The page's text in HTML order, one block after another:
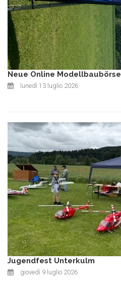
Neue Online Modellbaubörse
lunedì 13 luglio 2026
Jugendfest Unterkulm
giovedì 9 luglio 2026